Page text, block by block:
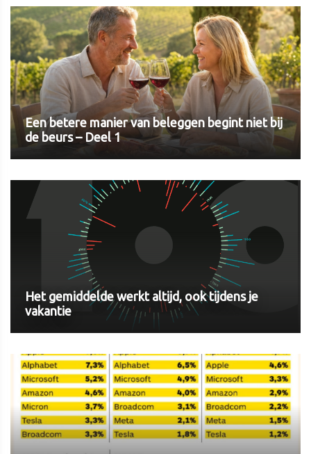
Een betere manier van beleggen begint niet bij
de beurs – Deel 1
Het gemiddelde werkt altijd, ook tijdens je
vakantie